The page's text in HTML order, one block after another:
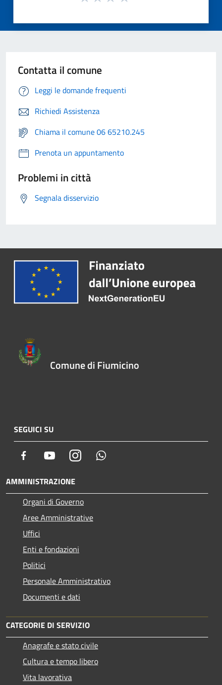
Contatta il comune
Leggi le domande frequenti
Richiedi Assistenza
Chiama il comune 06 65210.245
Prenota un appuntamento
Problemi in città
Segnala disservizio
Comune di Fiumicino
SEGUICI SU
Facebook YoutubeInstagram
AMMINISTRAZIONE
Organi di Governo
Aree Amministrative
Uffici
Enti e fondazioni
Politici
Personale Amministrativo
Documenti e dati
CATEGORIE DI SERVIZIO
Anagrafe e stato civile
Cultura e tempo libero
Vita lavorativa